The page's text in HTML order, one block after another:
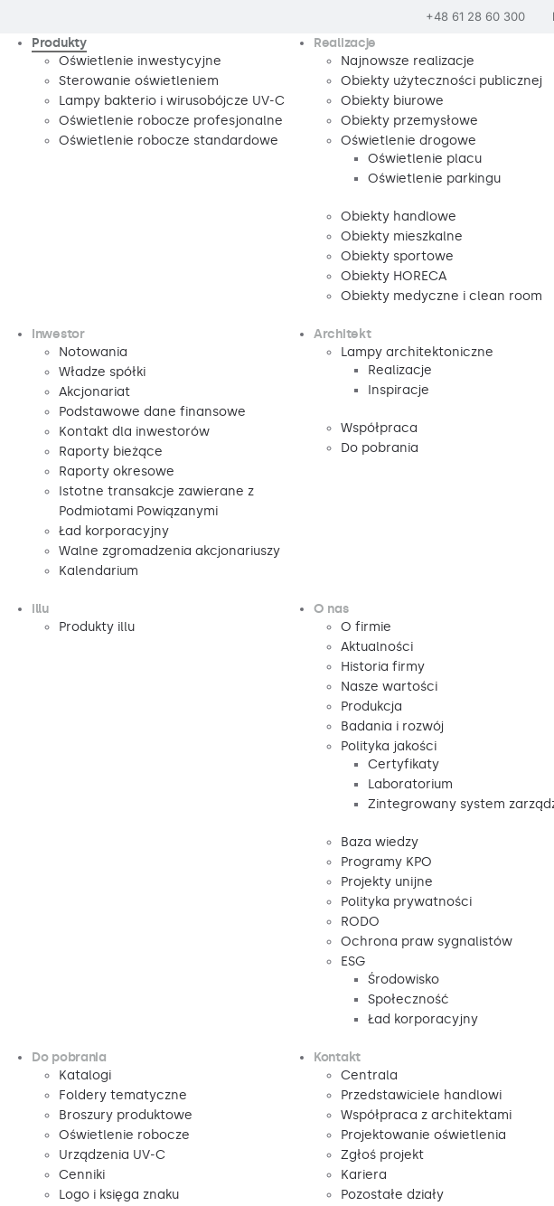
+48 61 28 60 300
Produkty
Oświetlenie inwestycyjne
Sterowanie oświetleniem
Lampy bakterio i wirusobójcze UV-C
Oświetlenie robocze profesjonalne
Oświetlenie robocze standardowe
Realizacje
Najnowsze realizacje
Obiekty użyteczności publicznej
Obiekty biurowe
Obiekty przemysłowe
Oświetlenie drogowe
Oświetlenie placu
Oświetlenie parkingu
Obiekty handlowe
Obiekty mieszkalne
Obiekty sportowe
Obiekty HORECA
Obiekty medyczne i clean room
Inwestor
Notowania
Władze spółki
Akcjonariat
Podstawowe dane finansowe
Kontakt dla inwestorów
Raporty bieżące
Raporty okresowe
Istotne transakcje zawierane z
Podmiotami Powiązanymi
Ład korporacyjny
Walne zgromadzenia akcjonariuszy
Kalendarium
Architekt
Lampy architektoniczne
Realizacje
Inspiracje
Współpraca
Do pobrania
illu
Produkty illu
O nas
O firmie
Aktualności
Historia firmy
Nasze wartości
Produkcja
Badania i rozwój
Polityka jakości
Certyfikaty
Laboratorium
Zintegrowany system
Baza wiedzy
Programy KPO
Projekty unijne
Polityka prywatności
RODO
Ochrona praw sygnalistów
ESG
Środowisko
Społeczność
Ład korporacyjny
Do pobrania
Katalogi
Foldery tematyczne
Broszury produktowe
Oświetlenie robocze
Urządzenia UV-C
Cenniki
Logo i księga znaku
Kontakt
Centrala
Przedstawiciele handlowi
Współpraca z architektami
Projektowanie oświetlenia
Zgłoś projekt
Kariera
Pozostałe działy